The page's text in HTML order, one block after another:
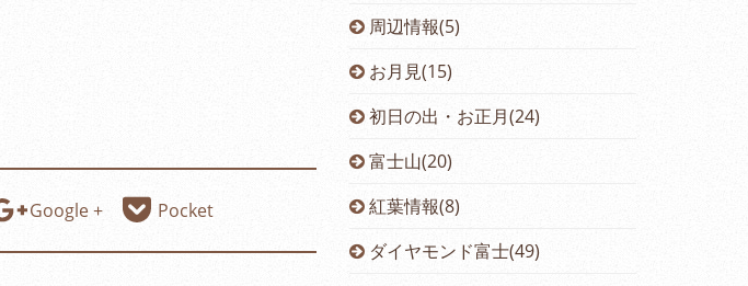
Google + Pocket
周辺情報(5)
お月見(15)
初日の出・お正月(24)
富士山(20)
紅葉情報(8)
ダイヤモンド富士(49)